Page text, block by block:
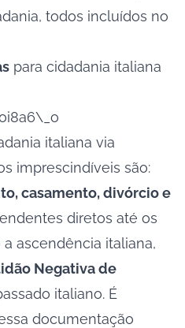
todos incluídos no
para cidadania italiana
italiana via
imprescindíveis são:
casamento, divórcio e
diretos até os
ascendência italiana,
Negativa de
italiano. É
documentação